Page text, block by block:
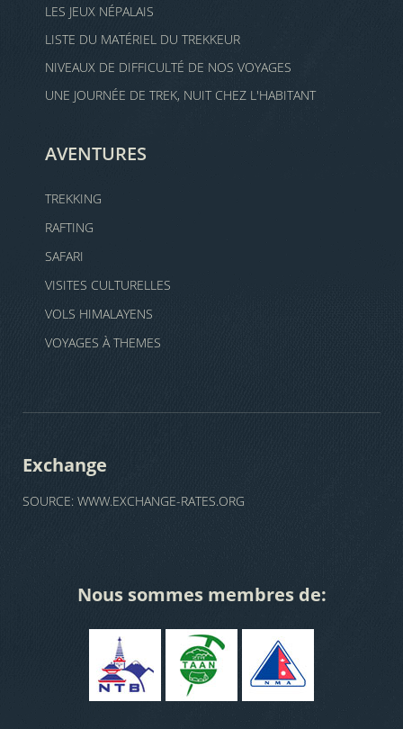
LES JEUX NÉPALAIS
LISTE DU MATÉRIEL DU TREKKEUR
NIVEAUX DE DIFFICULTÉ DE NOS VOYAGES
UNE JOURNÉE DE TREK, NUIT CHEZ L'HABITANT
AVENTURES
TREKKING
RAFTING
SAFARI
VISITES CULTURELLES
VOLS HIMALAYENS
VOYAGES À THEMES
Exchange
SOURCE: WWW.EXCHANGE-RATES.ORG
Nous sommes membres de: